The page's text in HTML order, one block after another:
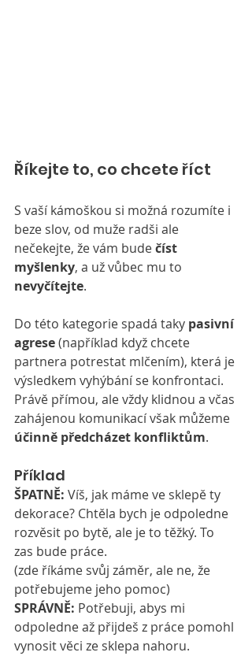
Říkejte to, co chcete říct
S vaší kámoškou si možná rozumíte i
beze slov, od muže radši ale
nečekejte, že vám bude číst
myšlenky, a už vůbec mu to
nevyčítejte.
Do této kategorie spadá taky pasivní
agrese (například když chcete
partnera potrestat mlčením), která je
výsledkem vyhýbání se konfrontaci.
Právě přímou, ale vždy klidnou a včas
zahájenou komunikací však můžeme
účinně předcházet konfliktům.
Příklad
ŠPATNĚ: Víš, jak máme ve sklepě ty
dekorace? Chtěla bych je odpoledne
rozvěsit po bytě, ale je to těžký. To
zas bude práce.
(zde říkáme svůj záměr, ale ne, že
potřebujeme jeho pomoc)
SPRÁVNĚ: Potřebuji, abys mi
odpoledne až přijdeš z práce pomohl
vynosit věci ze sklepa nahoru.